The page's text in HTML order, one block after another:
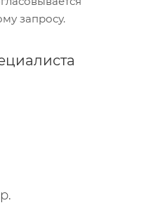
запросу.